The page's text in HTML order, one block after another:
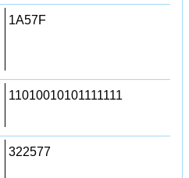
1A57F
11010010101111111
322577